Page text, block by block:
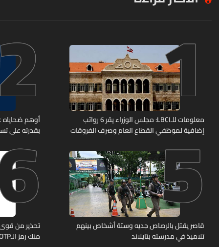
1
معلومات للـLBCI: مجلس الوزراء يقر 6 رواتب
إضافية لموظفي القطاع العام وصرف الفروقات
أوهم ضحاياه
بقدرته على
5
قاصر يقتل بالرصاص جديه وستة أشخاص بينهم
تلاميذ في مدرسته بتايلاند
تحذير من
منك رمز الـOTP